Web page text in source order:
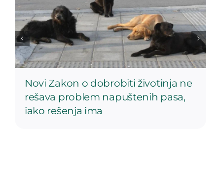
Novi Zakon o dobrobiti životinja ne
rešava problem napuštenih pasa,
iako rešenja ima